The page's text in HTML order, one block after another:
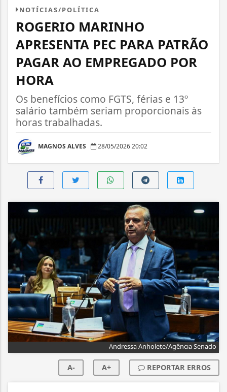
NOTÍCIAS/POLÍTICA
ROGERIO MARINHO
APRESENTA PEC PARA PATRÃO
PAGAR AO EMPREGADO POR
HORA
Os benefícios como FGTS, férias e 13º
salário também seriam proporcionais às
horas trabalhadas.
MAGNOS ALVES 28/05/2026 20:02
Andressa Anholete/Agência Senado
A- A+ REPORTAR ERROS